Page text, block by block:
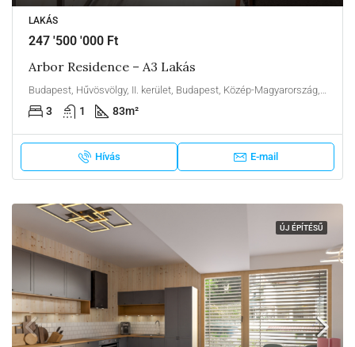
LAKÁS
247 '500 '000 Ft
Arbor Residence – A3 Lakás
3 1 83m²
Hívás E-mail
ÚJ ÉPÍTÉSŰ